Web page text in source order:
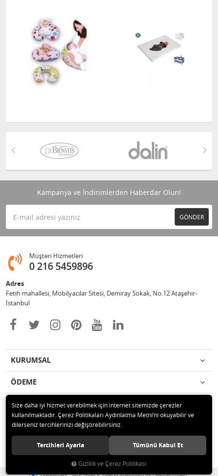
Kampanya ve İndirimlerden Haberdar Olun!
GÖNDER
Müşteri Hizmetleri
0 216 5459896
Adres
Fetih mahallesi, Mobilyacılar Sitesi, Demiray Sokak, No.12 Ataşehir-
İstanbul
KURUMSAL
ÖDEME
İLETİŞİM
© 2020 Leylek Mağazacılık Hizmetleri Ltd. Şti. Tüm hakları saklıdır.
Hipotenüs Yeni Nesil E-Ticaret Sistemleri ile Hazırlanmıştır.
Size daha iyi hizmet verebilmek için internet sitemizde çerezler
kullanılmaktadır. Çerez Politikaları Aydınlatma Metni’ni okuyabilir ve
dilerseniz tercihlerinizi değiştirebilirsiniz.
Tercihleri Ayarla Tümünü Kabul Et
Gizlilik ve Çerez Politikası